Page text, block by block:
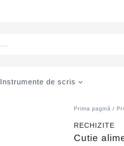
Instrumente de scris
Prima pagină /
RECHIZITE
Cutie